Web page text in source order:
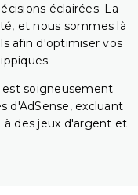
éclairées. La
et nous sommes là
afin d'optimiser vos
soigneusement
d'AdSense, excluant
des jeux d'argent et